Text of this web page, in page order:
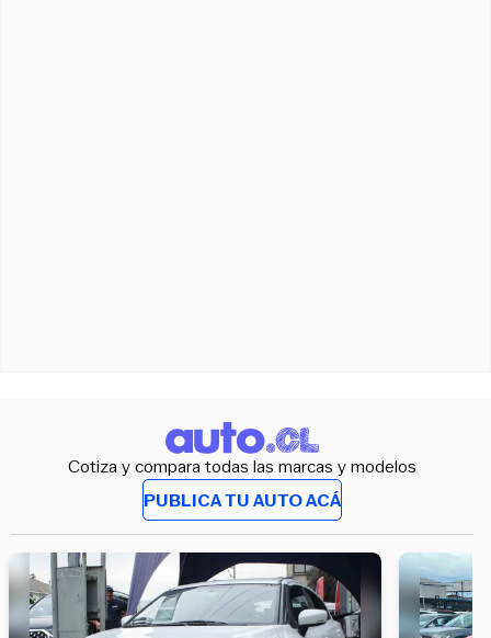
Cotiza y compara todas las marcas y modelos
PUBLICA TU AUTO ACÁ